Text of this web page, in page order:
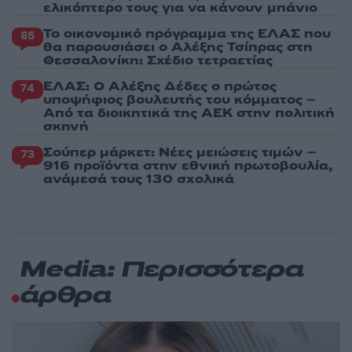
ελικόπτερο τους για να κάνουν μπάνιο
85 Το οικονομικό πρόγραμμα της ΕΛΑΣ που
θα παρουσιάσει ο Αλέξης Τσίπρας στη
Θεσσαλονίκη: Σχέδιο τετραετίας
74 ΕΛΑΣ: Ο Αλέξης Δέδες ο πρώτος
υποψήφιος βουλευτής του κόμματος –
Από τα διοικητικά της ΑΕΚ στην πολιτική
σκηνή
73 Σούπερ μάρκετ: Νέες μειώσεις τιμών –
916 προϊόντα στην εθνική πρωτοβουλία,
ανάμεσά τους 130 σχολικά
Media: Περισσότερα
άρθρα